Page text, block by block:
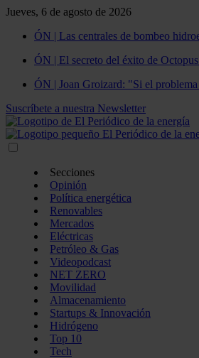
Jueves, 6 de agosto de 2026
ÓN | Las centrales de bombeo
ÓN | El secreto del éxito de
ÓN | Joan Groizard: "Si el
Suscríbete a nuestra Newsletter
Secciones
Opinión
Política energética
Renovables
Mercados
Eléctricas
Petróleo & Gas
Videopodcast
NET ZERO
Movilidad
Almacenamiento
Startups & Innovación
Hidrógeno
Top 10
Tech